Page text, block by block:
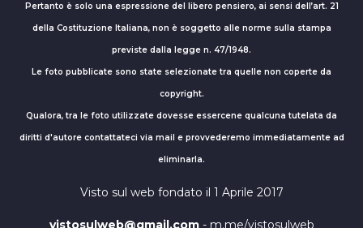
Pertanto è solo una espressione del libero pensiero, ai sensi dell’art. 21
della Costituzione Italiana, non è soggetto alle norme sulla stampa
previste dalla legge n. 47/1948.
Le foto pubblicate sono state selezionate tra quelle non coperte da
copyright.
Qualora, tra le foto utilizzate dovesse essercene qualcuna tutelata da
diritti d'autore contattateci via mail e provvederemo immediatamente ad
eliminarla.
Visto sul web fondato il 1 Aprile 2017
vistosulweb@gmail.com- m.me/vistosulweb